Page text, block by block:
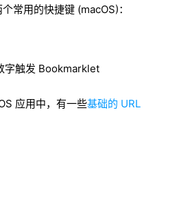
常用的快捷键 (macOS)：
触发 Bookmarklet
应用中，有一些基础的 URL